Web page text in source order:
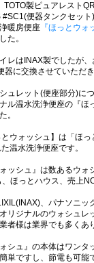
TOTO製ピュアレスト
便器タンクセッ
暖房便座 『ほっとウォ
た。
レはINAX製でしたが
器に交換させていただ
ュレット(便座部分)に
ル温水洗浄便座の『ほ
。
ウォッシュ】は「ほっ
温水洗浄便座です。
ォッシュ』は数あるウ
、ほっとハウス、売上
、パナソニッ
リジナルのウォシュレ
者様は業界でも多くあ
ォシュ』の本体はワン
単ですし、節電も可能